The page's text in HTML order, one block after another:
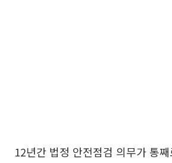
12년간 법정 안전점검 의무가 통